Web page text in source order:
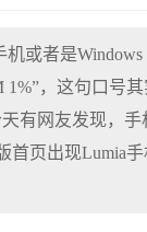
或者是Windows
1%”，这句口号
有网友发现，
首页出现Lumia